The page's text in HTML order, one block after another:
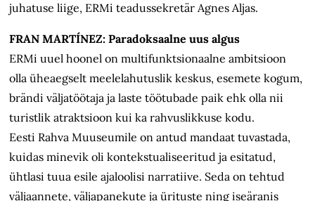
juhatuse liige, ERMi teadussekretär Agnes Aljas.
FRAN MARTÍNEZ: Paradoksaalne uus algus
ERMi uuel hoonel on multifunktsionaalne ambitsioon
olla üheaegselt meelelahutuslik keskus, esemete kogum,
brändi väljatöötaja ja laste töötubade paik ehk olla nii
turistlik atraktsioon kui ka rahvuslikkuse kodu.
Eesti Rahva Muuseumile on antud mandaat tuvastada,
kuidas minevik oli kontekstualiseeritud ja esitatud,
ühtlasi tuua esile ajaloolisi narratiive. Seda on tehtud
väljaannete, väljapanekute ja ürituste ning iseäranis